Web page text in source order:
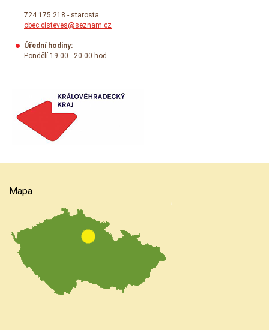
724 175 218 - starosta
obec.cisteves@seznam.cz
Úřední hodiny:
Pondělí 19.00 - 20.00 hod.
Mapa